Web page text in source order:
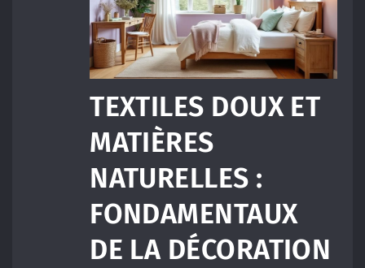
TEXTILES DOUX ET
MATIÈRES
NATURELLES :
FONDAMENTAUX
DE LA DÉCORATION